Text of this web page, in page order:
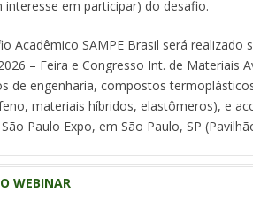
interesse em participar) do desafio.
Acadêmico SAMPE Brasil será realizado
– Feira e Congresso Int. de Materiais
de engenharia, compostos
materiais híbridos, elastômeros), e
Paulo Expo, em São Paulo, SP
WEBINAR